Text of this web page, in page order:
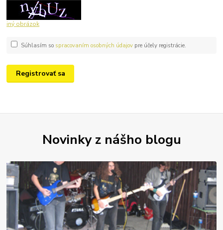
iný obrázok
Súhlasím so spracovaním osobných údajov pre účely registrácie.
Registrovať sa
Novinky z nášho blogu